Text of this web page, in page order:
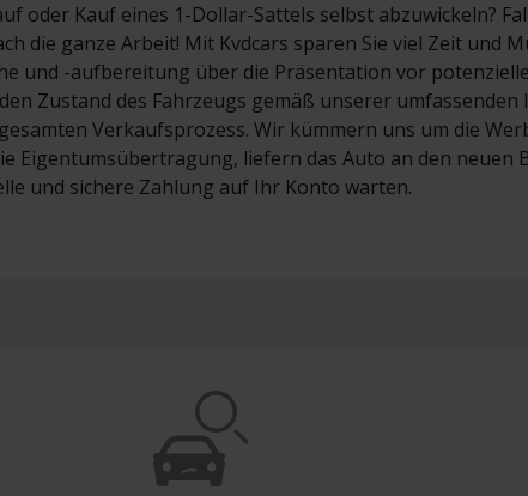
oder Kauf eines 1-Dollar-Sattels selbst abzuwickeln?
die ganze Arbeit! Mit Kvdcars sparen Sie viel Zeit und
und -aufbereitung über die Präsentation vor
Zustand des Fahrzeugs gemäß unserer umfassenden
Verkaufsprozess. Wir kümmern uns um die
Eigentumsübertragung, liefern das Auto an den neuen
und sichere Zahlung auf Ihr Konto warten.